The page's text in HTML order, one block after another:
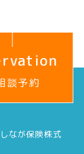
談予約
なが保険株式